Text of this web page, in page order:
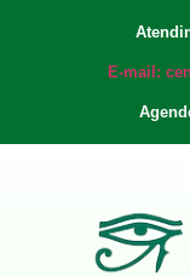
E-mail: